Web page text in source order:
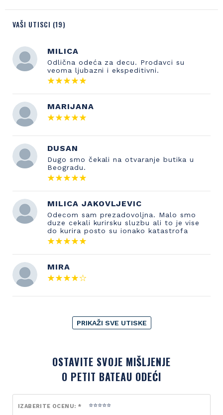
VAŠI UTISCI (19)
MILICA
Odlična odeća za decu. Prodavci su
veoma ljubazni i ekspeditivni.
MARIJANA
DUSAN
Dugo smo čekali na otvaranje butika u
Beogradu.
MILICA JAKOVLJEVIC
Odecom sam prezadovoljna. Malo smo
duze cekali kurirsku sluzbu ali to je vise
do kurira posto su ionako katastrofa
MIRA
PRIKAŽI SVE UTISKE
OSTAVITE SVOJE MIŠLJENJE
O PETIT BATEAU ODEĆI
IZABERITE OCENU: *